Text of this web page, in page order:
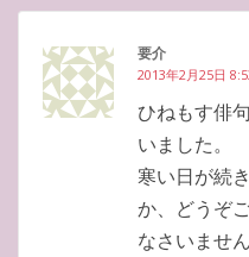
要介
2013年2月25日
ひねもす俳
いました。
寒い日が続
か、どうぞ
なさいませ